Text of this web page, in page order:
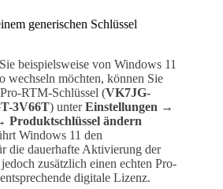
generischen Schlüssel
beispielsweise von Windows 11
wechseln möchten, können Sie
RTM-Schlüssel (VK7JG-
3V66T) unterEinstellungen →
ändern
Windows 11 den
die dauerhafte Aktivierung der
zusätzlich einen echten Pro-
digitale Lizenz.